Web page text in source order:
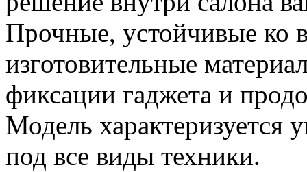
Прочные, устойчивые ко
изготовительные
фиксации гаджета и
Модель характеризуется
под все виды техники.